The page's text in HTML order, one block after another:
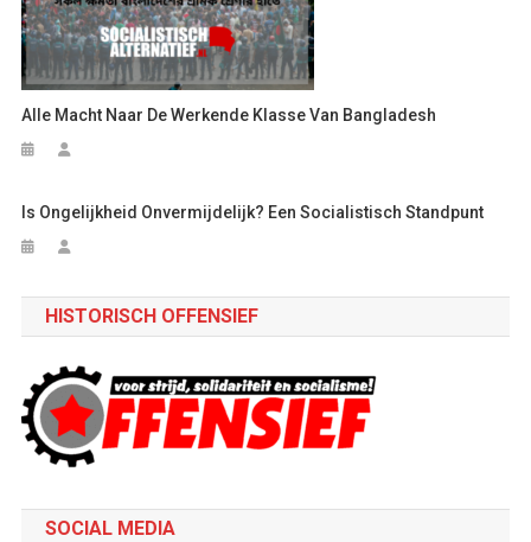
Alle Macht Naar De Werkende Klasse Van Bangladesh
Is Ongelijkheid Onvermijdelijk? Een Socialistisch Standpunt
HISTORISCH OFFENSIEF
SOCIAL MEDIA